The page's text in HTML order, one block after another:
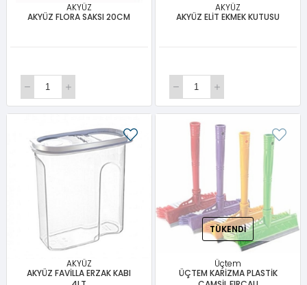
AKYÜZ
AKYÜZ FLORA SAKSI 20CM
AKYÜZ
AKYÜZ ELİT EKMEK KUTUSU
AKYÜZ
AKYÜZ FAVİLLA ERZAK KABI
TÜKENDI
Üçtem
ÜÇTEM KARİZMA PLASTİK